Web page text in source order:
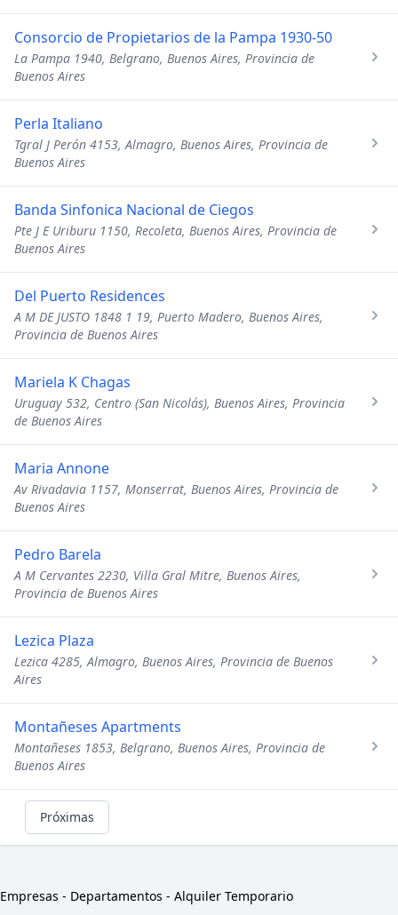
Consorcio de Propietarios de la Pampa 1930-50
La Pampa 1940, Belgrano, Buenos Aires, Provincia de
Buenos Aires
Perla Italiano
Tgral J Perón 4153, Almagro, Buenos Aires, Provincia de
Buenos Aires
Banda Sinfonica Nacional de Ciegos
Pte J E Uriburu 1150, Recoleta, Buenos Aires, Provincia de
Buenos Aires
Del Puerto Residences
A M DE JUSTO 1848 1 19, Puerto Madero, Buenos Aires,
Provincia de Buenos Aires
Mariela K Chagas
Uruguay 532, Centro (San Nicolás), Buenos Aires, Provincia
de Buenos Aires
Maria Annone
Av Rivadavia 1157, Monserrat, Buenos Aires, Provincia de
Buenos Aires
Pedro Barela
A M Cervantes 2230, Villa Gral Mitre, Buenos Aires,
Provincia de Buenos Aires
Lezica Plaza
Lezica 4285, Almagro, Buenos Aires, Provincia de Buenos
Aires
Montañeses Apartments
Montañeses 1853, Belgrano, Buenos Aires, Provincia de
Buenos Aires
Próximas
Empresas - Departamentos - Alquiler Temporario